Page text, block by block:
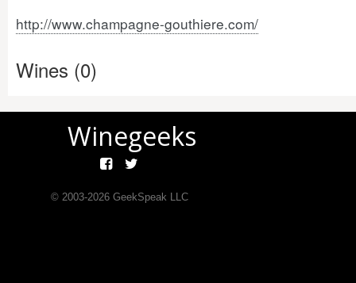
http://www.champagne-gouthiere.com/
Wines (0)
Winegeeks
© 2003-2026GeekSpeak LLC